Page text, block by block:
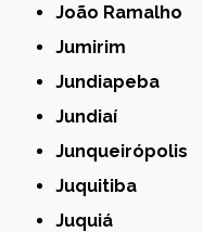
João Ramalho
Jumirim
Jundiapeba
Jundiaí
Junqueirópolis
Juquitiba
Juquiá